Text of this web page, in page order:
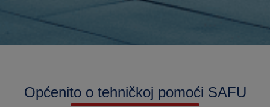
Općenito o tehničkoj pomoći SAFU